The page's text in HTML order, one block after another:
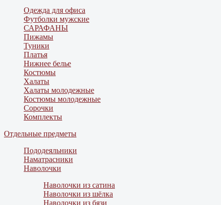
Одежда для офиса
Футболки мужские
САРАФАНЫ
Пижамы
Туники
Платья
Нижнее белье
Костюмы
Халаты
Халаты молодежные
Костюмы молодежные
Сорочки
Комплекты
Отдельные предметы
Пододеяльники
Наматрасники
Наволочки
Наволочки из сатина
Наволочки из шёлка
Наволочки из бязи